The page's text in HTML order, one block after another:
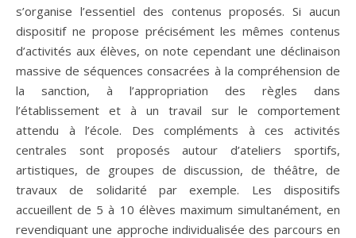
s’organise l’essentiel des contenus proposés. Si aucun
dispositif ne propose précisément les mêmes contenus
d’activités aux élèves, on note cependant une déclinaison
massive de séquences consacrées à la compréhension de
la sanction, à l’appropriation des règles dans
l’établissement et à un travail sur le comportement
attendu à l’école. Des compléments à ces activités
centrales sont proposés autour d’ateliers sportifs,
artistiques, de groupes de discussion, de théâtre, de
travaux de solidarité par exemple. Les dispositifs
accueillent de 5 à 10 élèves maximum simultanément, en
revendiquant une approche individualisée des parcours en